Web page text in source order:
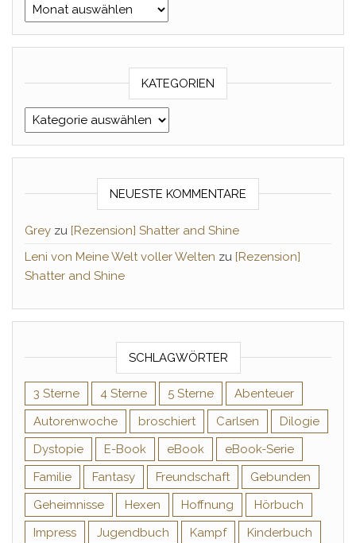
Archiv Monat/Jahr
KATEGORIEN
Kategorien
NEUESTE KOMMENTARE
Grey zu [Rezension] Shatter and Shine
Leni von Meine Welt voller Welten zu [Rezension]
Shatter and Shine
SCHLAGWÖRTER
3 Sterne 4 Sterne 5 Sterne
Abenteuer
Autorenwoche
broschiert Carlsen
Dilogie
Dystopie
E-Book eBook
eBook-Serie
Familie
Fantasy Freundschaft
Gebunden
Geheimnisse
Hexen Hoffnung
Hörbuch
Impress
Jugendbuch Kampf
Kinderbuch